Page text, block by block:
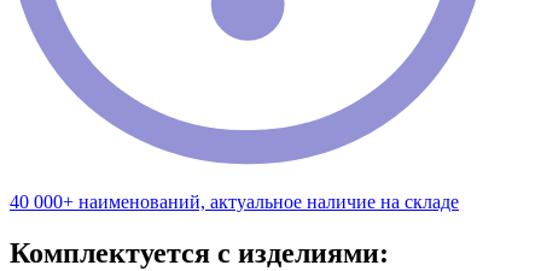
40 000+ наименований, актуальное наличие на складе
Комплектуется с изделиями: